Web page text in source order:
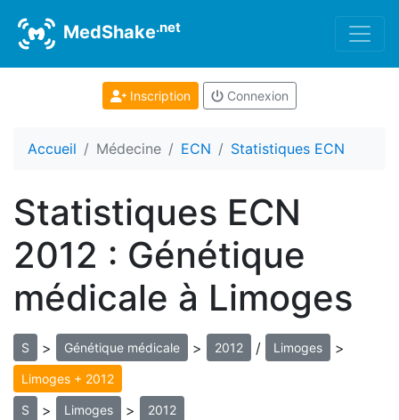
MedShake.net
Inscription Connexion
Accueil Médecine ECN Statistiques ECN
Statistiques ECN
2012 : Génétique
médicale à Limoges
S > Génétique médicale > 2012 / Limoges >
Limoges + 2012
S > Limoges > 2012